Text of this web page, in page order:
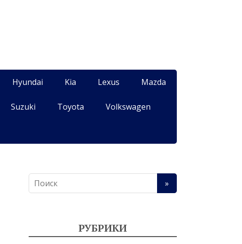
Hyundai Kia Lexus Mazda
Suzuki Toyota Volkswagen
РУБРИКИ